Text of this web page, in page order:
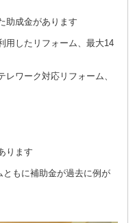
助成金があります
用したリフォーム、最大14
レワーク対応リフォーム、
ります
もに補助金が過去に例が